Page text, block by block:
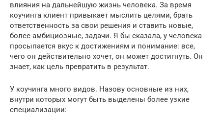
влияния на дальнейшую жизнь человека. За время
коучинга клиент привыкает мыслить целями, брать
ответственность за свои решения и ставить новые,
более амбициозные, задачи. Я бы сказала, у человека
просыпается вкус к достижениям и понимание: все,
чего он действительно хочет, он может достигнуть. Он
знает, как цель превратить в результат.
У коучинга много видов. Назову основные из них,
внутри которых могут быть выделены более узкие
специализации: